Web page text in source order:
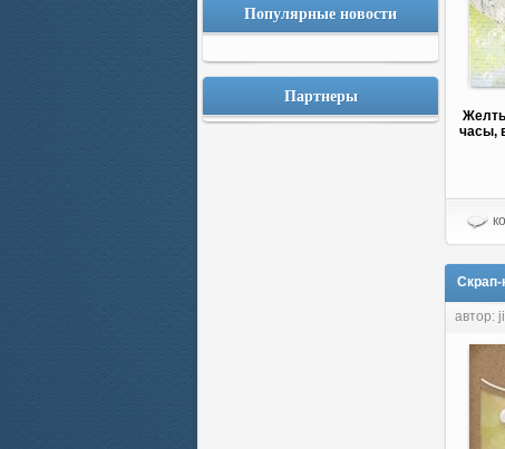
Популярные новости
Партнеры
часы,
Скрап-
автор: